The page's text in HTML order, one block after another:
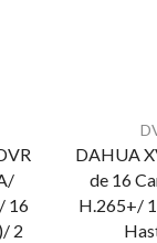
16
2
DAHUA
de 16
H.265+/